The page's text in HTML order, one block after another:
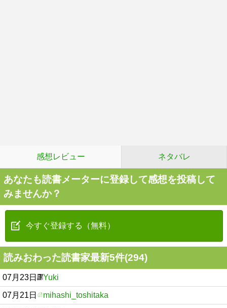
感想レビュー ネタバレ
あなたも読書メーターに登録して感想を投稿して
みませんか？
今すぐ登録する（無料）
読みおわった読書家最新5件(294)
07月23日 Yuki
07月21日 mihashi_toshitaka